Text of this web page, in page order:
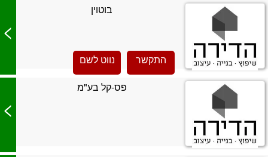
בוטוין
התקשר נווט לשם
>
פס-קל בע"מ
>